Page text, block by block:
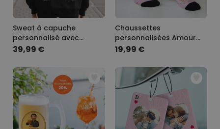
Sweat à capuche
personnalisé avec
photos en noir et blanc
39,99 €
Chaussettes
personnalisées Amour
avec votre visage
19,99 €